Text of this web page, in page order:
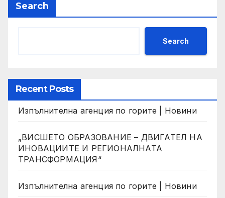
Search
Search
Recent Posts
Изпълнителна агенция по горите | Новини
„ВИСШЕТО ОБРАЗОВАНИЕ – ДВИГАТЕЛ НА
ИНОВАЦИИТЕ И РЕГИОНАЛНАТА
ТРАНСФОРМАЦИЯ“
Изпълнителна агенция по горите | Новини